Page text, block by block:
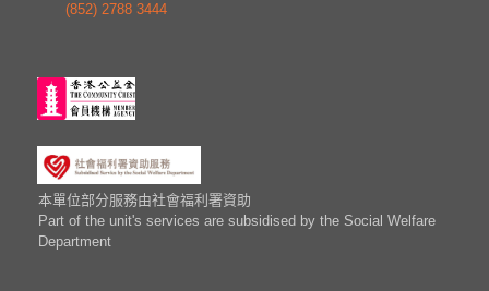
(852) 2788 3444
本單位部分服務由社會福利署資助
Part of the unit's services are subsidised by the Social Welfare
Department